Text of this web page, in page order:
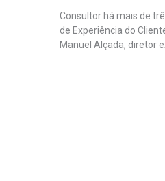
Consultor há mais de
de Experiência do
Manuel Alçada, diretor